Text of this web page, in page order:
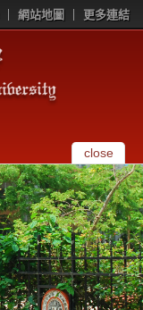
網站地圖 更多連結
close